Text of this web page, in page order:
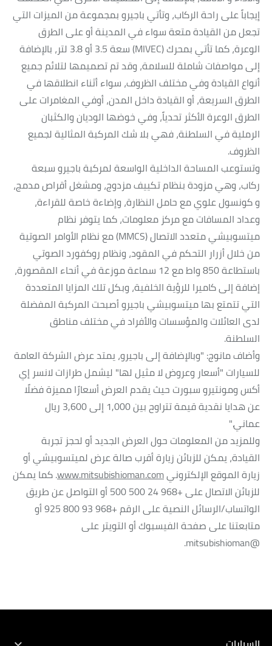
إيجاباً على راحة الركاب، وتأتي باجيرو بمجموعة من الميزات التي
تجعل من القيادة متعة سواء في المدينة أو على الطرق
الوعرة، كما تأتي بمحرك (MIVEC) سعة 3.5 أو 3.8 لتر، بالإضافة
إلى مواصفات شاملة للسلامة، وقد تم تصميمها لتلائم جميع
أنواع القيادة وفي مختلف الظروف، سواء أثناء انطلاقها في
الطرق السريعة، أو القيادة داخل المدن، أوفي المغامرات على
الطرق الوعرة الأكثر تحدياً، وفي خوضها الوديان والكثبان
الرملية في السلطنة، فهي بلا شك المركبة المثالية لجميع
الظروف.
وتستوعب المساحة الداخلية الواسعة لمركبة باجيرو سبعة
ركاب، وهي مزودة بنظام تكييف مزدوج، ومشغل أقراص مدمج،
و كونسول علوي مع حامل النظارة، وإضاءة خاصة للقراءة،
وعداد المسافات مع مركز معلومات، كما يتوفر نظام
ميتسوبيشي متعدد الاتصال (MMCS) مع نظام الأوامر الصوتية
من خلال أزرار التحكم في المقود، ونظام روكفورد الصوتي
باستطاعة 850 واط مع 12 سماعة موزعة في أنحاء المقصورة،
إضافة إلى كاميرا للرؤية الخلفية، وبكل تلك المزايا المتعددة
التي تتمتع بها ميتسوبيشي باجيرو أصبحت المركبة المفضلة
لدى العائلات والمؤسسات والأفراد في مختلف مناطق
السلطنة.
وأضاف مانوج: "وبالإضافة إلى باجيرو، يمتد عرض الشركة العامة
للسيارات "أسعار وعروض لا مثيل لها" ليشمل طرازات لانسر إي
أكس ومونتيرو سبورت حيث يقدم العرض أسعارًا مميزة فضلًا
عن هدايا نقدية قيمة تتراوح بين 1,000 إلى 3,600 ريال
عماني."
وللمزيد من المعلومات حول العرض الجديد أو لحجز تجربة
القيادة، يمكن للزبائن زيارة أقرب صالة عرض لميتسوبيشي أو
زيارة الموقع الإلكترونيwww.mitsubishioman.com. كما يمكن
للزبائن الاتصال على +968 24 500 500 أو التواصل عن طريق
الواتساب/الرسائل النصية على الرقم +968 93 800 925 أو
متابعتنا على صفحة الفيسبوك أو التويتر على
@mitsubishioman.